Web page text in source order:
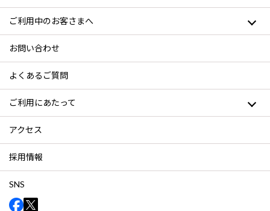
ご利用中のお客さまへ
お問い合わせ
よくあるご質問
ご利用にあたって
アクセス
採用情報
SNS